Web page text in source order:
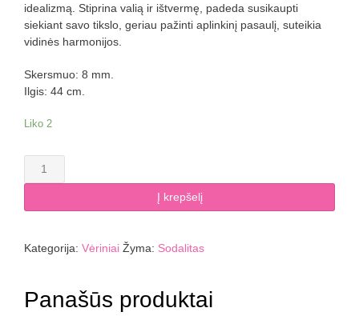
idealizmą. Stiprina valią ir ištvermę, padeda susikaupti
siekiant savo tikslo, geriau pažinti aplinkinį pasaulį, suteikia
vidinės harmonijos.
Skersmuo: 8 mm.
Ilgis: 44 cm.
Liko 2
produkto
vėrinys
mm.
Į krepšelį
Kategorija: Vėriniai Žyma: Sodalitas
Panašūs produktai